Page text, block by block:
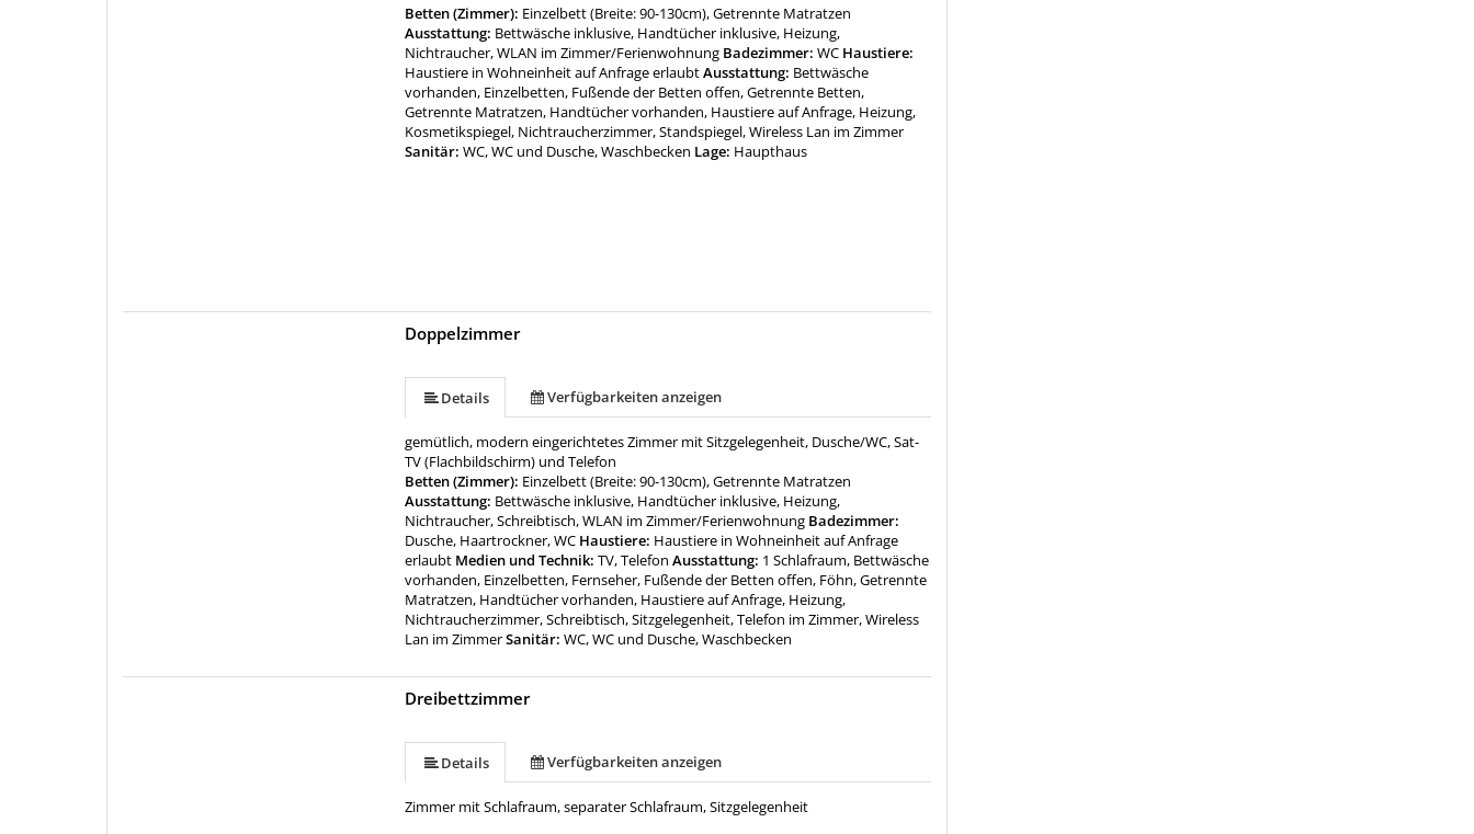
Betten (Zimmer): Einzelbett (Breite: 90-130cm), Getrennte Matratzen
Ausstattung: Bettwäsche inklusive, Handtücher inklusive, Heizung,
Nichtraucher, WLAN im Zimmer/Ferienwohnung Badezimmer:WC Haustiere:
Haustiere in Wohneinheit auf Anfrage erlaubtAusstattung: Bettwäsche
vorhanden, Einzelbetten, Fußende der Betten offen, Getrennte Betten,
Getrennte Matratzen, Handtücher vorhanden, Haustiere auf Anfrage, Heizung,
Kosmetikspiegel, Nichtraucherzimmer, Standspiegel, Wireless Lan im Zimmer
Sanitär:WC, WC und Dusche, Waschbecken Lage: Haupthaus
Doppelzimmer
Details Verfügbarkeiten anzeigen
gemütlich, modern eingerichtetes Zimmer mit Sitzgelegenheit, Dusche/WC, Sat-
TV (Flachbildschirm) und Telefon
Betten (Zimmer): Einzelbett (Breite: 90-130cm), Getrennte Matratzen
Ausstattung: Bettwäsche inklusive, Handtücher inklusive, Heizung,
Nichtraucher, Schreibtisch, WLAN im Zimmer/Ferienwohnung Badezimmer:
Dusche, Haartrockner, WC Haustiere: Haustiere in Wohneinheit auf Anfrage
erlaubt Medien und Technik:TV, Telefon Ausstattung: 1 Schlafraum, Bettwäsche
vorhanden, Einzelbetten, Fernseher, Fußende der Betten offen, Föhn, Getrennte
Matratzen, Handtücher vorhanden, Haustiere auf Anfrage, Heizung,
Nichtraucherzimmer, Schreibtisch, Sitzgelegenheit, Telefon im Zimmer, Wireless
Lan im ZimmerSanitär:WC, WC und Dusche, Waschbecken
Dreibettzimmer
Details Verfügbarkeiten anzeigen
Zimmer mit Schlafraum, separater Schlafraum, Sitzgelegenheit